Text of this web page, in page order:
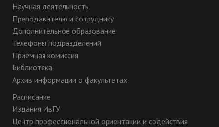
Научная деятельность
Преподавателю и сотруднику
Дополнительное образование
Телефоны подразделений
Приёмная комиссия
Библиотека
Архив информации о факультетах
Расписание
Издания ИвГУ
Центр профессиональной ориентации и содействия